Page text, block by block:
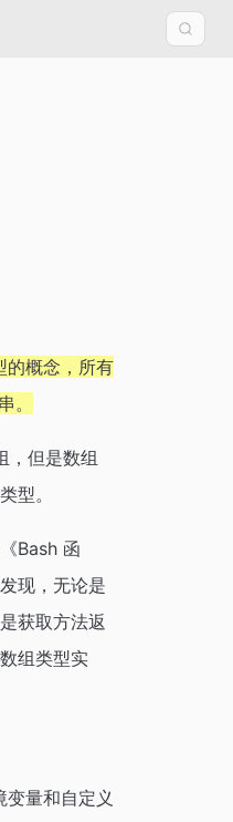
的概念，所有
。
，但是数组
型。
Bash 函
现，无论是
获取方法返
组类型实
变量和自定义